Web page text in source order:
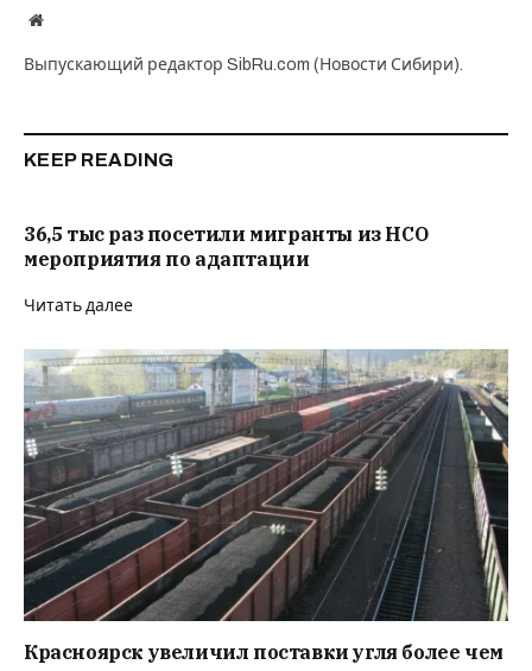
Website
Выпускающий редактор SibRu.com (Новости Сибири).
KEEP READING
36,5 тыс раз посетили мигранты из НСО
мероприятия по адаптации
Читать далее
Красноярск увеличил поставки угля более чем